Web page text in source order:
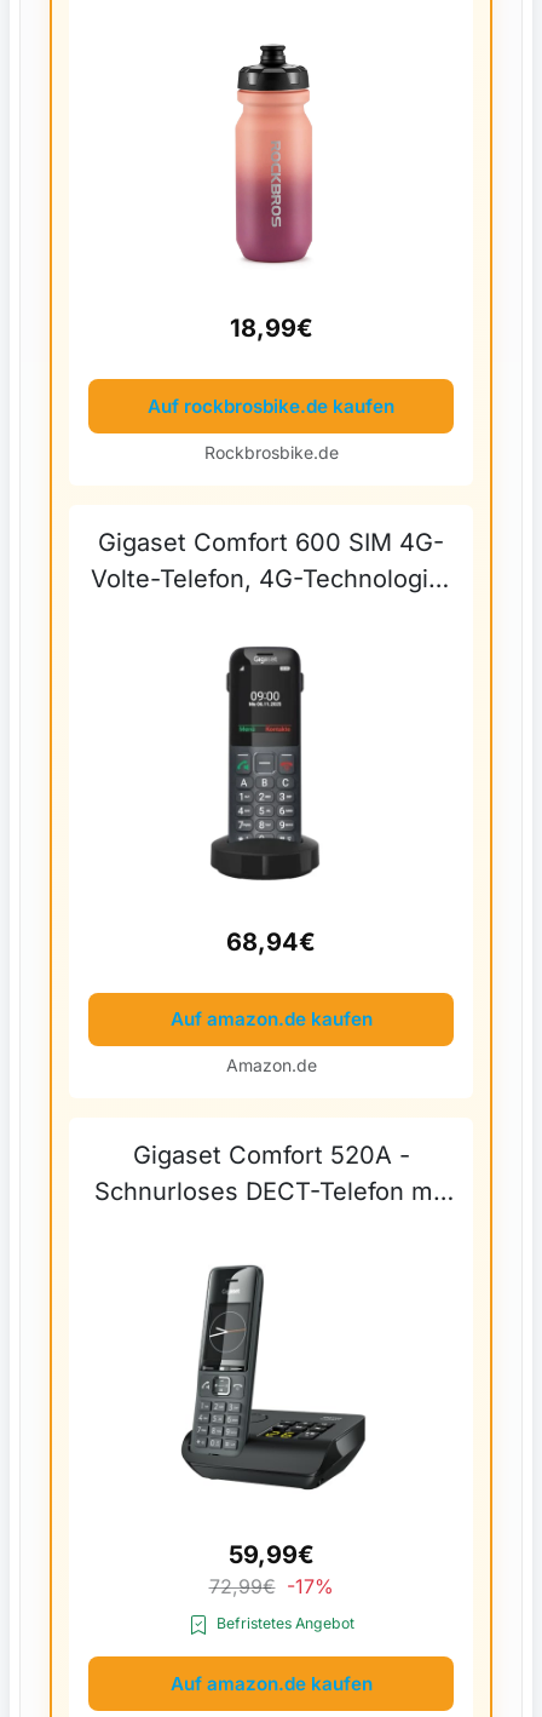
Verlauf Rot
18,99€
Auf rockbrosbike.de kaufen
Rockbrosbike.de
Gigaset Comfort 600 SIM 4G-
Volte-Telefon, 4G-Technologie,
68,94€
Auf amazon.de kaufen
Amazon.de
Gigaset Comfort 520A -
Schnurloses DECT-Telefon mit
Design - Freisprechfunktion -
Komfort Anrufschutz -
Adressbuch mit 200...
59,99€
72,99€ -17%
Befristetes Angebot
Auf amazon.de kaufen